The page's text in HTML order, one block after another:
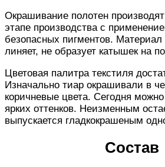
Окрашивание полотен
этапе производства с
безопасных пигментов. Материал
линяет, не образует катышек на
Цветовая палитра текстиля
Изначально тиар окрашивали в
коричневые цвета. Сегодня
ярких оттенков. Неизменным
выпускается гладкокрашеным
Состав